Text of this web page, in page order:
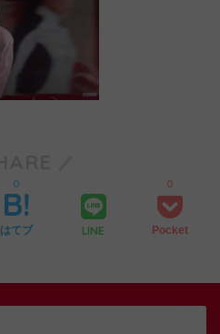
はてブ
0
LINE Pocket
0